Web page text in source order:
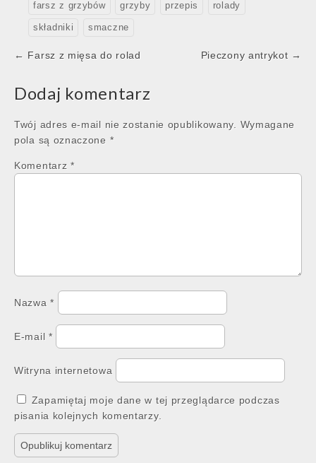
farsz z grzybów grzyby przepis rolady
składniki smaczne
Post
← Farsz z mięsa do rolad Pieczony antrykot →
Dodaj komentarz
Twój adres e-mail nie zostanie opublikowany.
Wymagane
pola są oznaczone *
Komentarz *
Nazwa*
E-mail *
Witryna internetowa
Zapamiętaj moje dane w tej przeglądarce podczas
pisania kolejnych komentarzy.